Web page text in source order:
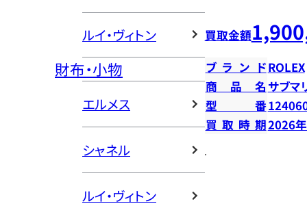
ルイ・ヴィトン
財布・小物
エルメス
シャネル
ルイ・ヴィトン
買取金額
ブランドROLEX
商品名 サブマ
型番
買取時期2026